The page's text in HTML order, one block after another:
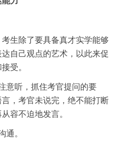
生除了要具备真才实学能够
自己观点的艺术，以此来促
受。
意听，抓住考官提问的要
，考官未说完，绝不能打断
容不迫地发言。
通。